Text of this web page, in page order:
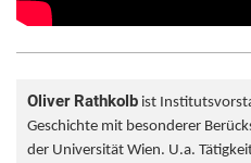
Oliver Rathkolb ist
Geschichte mit besonderer
der Universität Wien. U.a.